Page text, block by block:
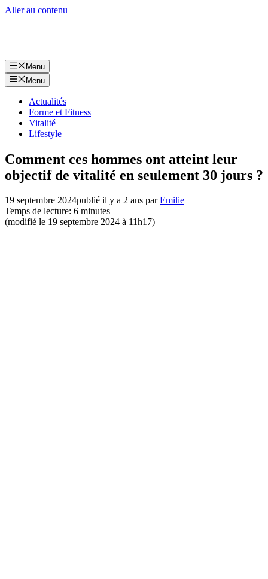
Aller au contenu
Menu
Menu
Actualités
Forme et Fitness
Vitalité
Lifestyle
Comment ces hommes ont atteint leur
objectif de vitalité en seulement 30 jours ?
19 septembre 2024publié il y a 2 ans parEmilie
Temps de lecture: 6 minutes
(modifié le 19 septembre 2024 à 11h17)